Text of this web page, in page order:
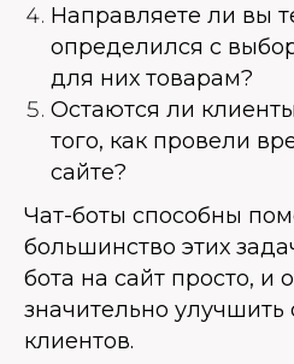
Направляете ли вы
определился с
для них товарам?
Остаются ли
того, как провели
сайте?
Чат-боты способны
большинство этих
бота на сайт просто, и
значительно
клиентов.